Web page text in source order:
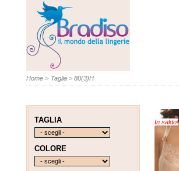
Home > Taglia > 80(3)H
In saldo!
TAGLIA
COLORE